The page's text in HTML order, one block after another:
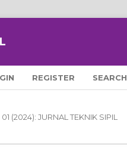
REGISTER SEARCH
(2024): JURNAL TEKNIK SIPIL